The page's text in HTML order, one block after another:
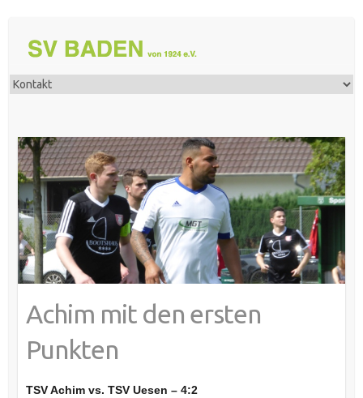
Achim mit den ersten
Punkten
TSV Achim vs. TSV Uesen – 4:2